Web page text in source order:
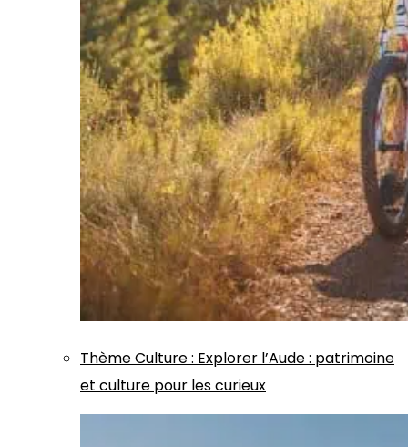
ThèmeCulture: Explorer l’Aude : patrimoine
et culture pour les curieux